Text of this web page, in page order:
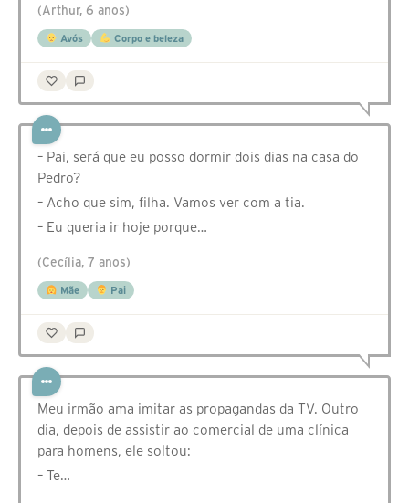
(Arthur, 6 anos)
Avós Corpo e beleza
– Pai, será que eu posso dormir dois dias na casa do
Pedro?
– Acho que sim, filha. Vamos ver com a tia.
– Eu queria ir hoje porque…
(Cecília, 7 anos)
Mãe Pai
Meu irmão ama imitar as propagandas da TV. Outro
dia, depois de assistir ao comercial de uma clínica
para homens, ele soltou:
– Te…